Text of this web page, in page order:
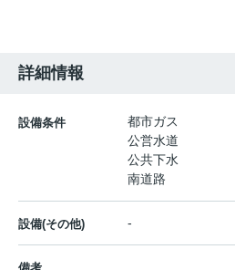
詳細情報
設備条件
都市ガス
公営水道
公共下水
南道路
設備(その他) -